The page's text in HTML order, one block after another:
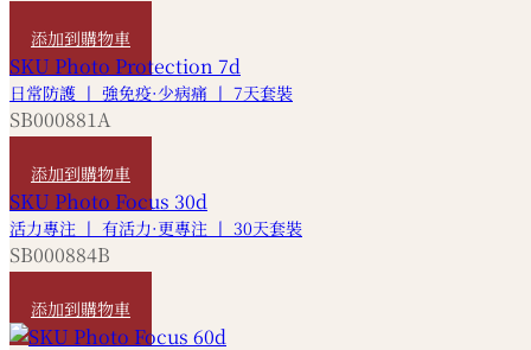
添加到購物車
日常防護 丨 強免疫·少病痛 丨 7天套裝
SB000881A
添加到購物車
活力專注 丨 有活力·更專注 丨 30天套裝
SB000884B
添加到購物車